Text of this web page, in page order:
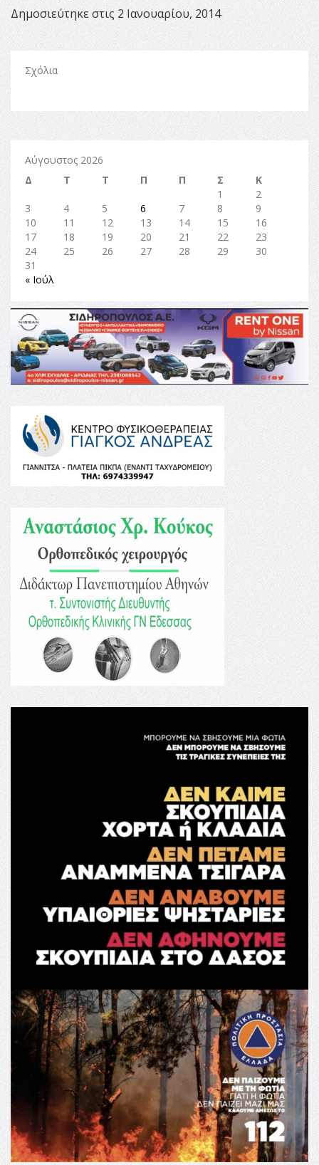
Δημοσιεύτηκε στις 2 Ιανουαρίου, 2014
Σχόλια
Αύγουστος 2026
Δ
Τ Τ Π Π Σ
Κ
1
2
3
4 5 6 7 8
9
10
11 12 13 14 15
16
17
18 19 20 21 22
23
24
25 26 27 28 29
30
31
« Ιούλ